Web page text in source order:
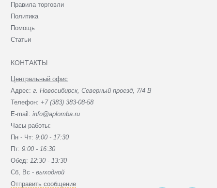
Правила торговли
Политика
Помощь
Статьи
КОНТАКТЫ
Центральный офис
Адрес:г. Новосибирск, Северный проезд, 7/4 В
Телефон: +7 (383) 383-08-58
E-mail:info@aplomba.ru
Часы работы:
Пн - Чт:9:00 - 17:30
Пт:9:00 - 16:30
Обед: 12:30 - 13:30
Сб, Вc -выходной
Отправить сообщение